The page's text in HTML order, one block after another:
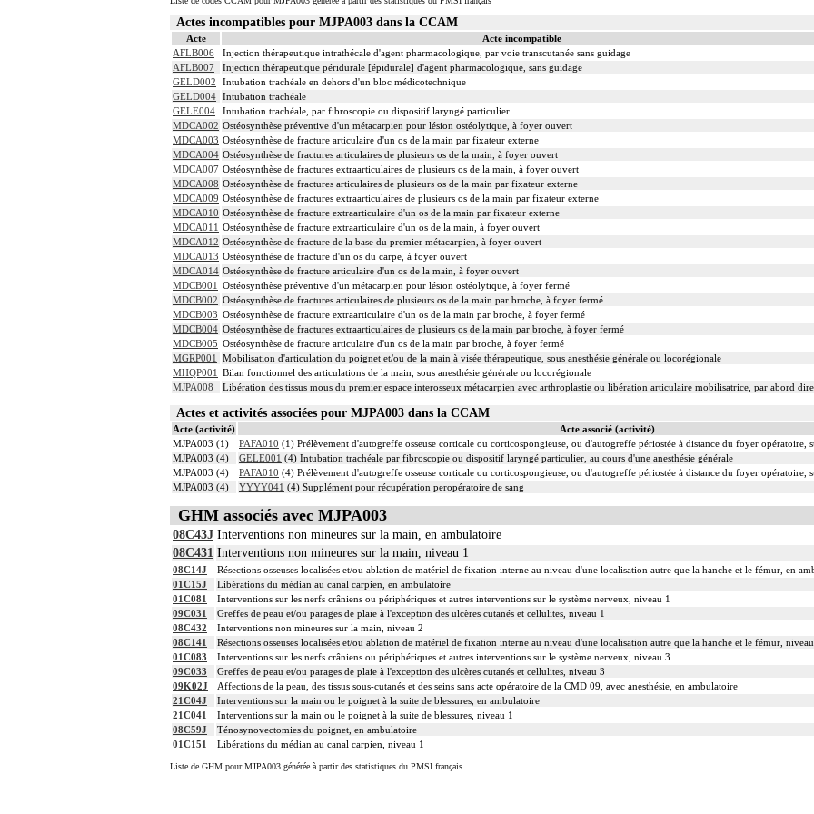
Actes incompatibles pour MJPA003 dans la CCAM
Acte
Acte incompatible
AFLB006
Injection thérapeutique intrathécale d'agent pharmacologique, par voie transcutanée sans guidage
AFLB007
Injection thérapeutique péridurale [épidurale] d'agent pharmacologique, sans guidage
GELD002
Intubation trachéale en dehors d'un bloc médicotechnique
GELD004 Intubation trachéale
GELE004
Intubation trachéale, par fibroscopie ou dispositif laryngé particulier
MDCA002 Ostéosynthèse préventive d'un métacarpien pour lésion ostéolytique, à foyer ouvert
MDCA003 Ostéosynthèse de fracture articulaire d'un os de la main par fixateur externe
MDCA004 Ostéosynthèse de fractures articulaires de plusieurs os de la main, à foyer ouvert
MDCA007 Ostéosynthèse de fractures extraarticulaires de plusieurs os de la main, à foyer ouvert
MDCA008 Ostéosynthèse de fractures articulaires de plusieurs os de la main par fixateur externe
MDCA009 Ostéosynthèse de fractures extraarticulaires de plusieurs os de la main par fixateur externe
MDCA010 Ostéosynthèse de fracture extraarticulaire d'un os de la main par fixateur externe
MDCA011 Ostéosynthèse de fracture extraarticulaire d'un os de la main, à foyer ouvert
MDCA012 Ostéosynthèse de fracture de la base du premier métacarpien, à foyer ouvert
MDCA013 Ostéosynthèse de fracture d'un os du carpe, à foyer ouvert
MDCA014 Ostéosynthèse de fracture articulaire d'un os de la main, à foyer ouvert
MDCB001 Ostéosynthèse préventive d'un métacarpien pour lésion ostéolytique, à foyer fermé
MDCB002 Ostéosynthèse de fractures articulaires de plusieurs os de la main par broche, à foyer fermé
MDCB003 Ostéosynthèse de fracture extraarticulaire d'un os de la main par broche, à foyer fermé
MDCB004 Ostéosynthèse de fractures extraarticulaires de plusieurs os de la main par broche, à foyer fermé
MDCB005 Ostéosynthèse de fracture articulaire d'un os de la main par broche, à foyer fermé
MGRP001 Mobilisation d'articulation du poignet et/ou de la main à visée thérapeutique, sous anesthésie générale ou locorégionale
MHQP001 Bilan fonctionnel des articulations de la main, sous anesthésie générale ou locorégionale
MJPA008
Libération des tissus mous du premier espace interosseux métacarpien avec arthroplastie ou libération articulaire mobilisatrice, par abord
Actes et activités associées pour MJPA003 dans la CCAM
Acte (activité)
Acte associé (activité)
MJPA003 (1)
PAFA010 (1) Prélèvement d'autogreffe osseuse corticale ou corticospongieuse, ou d'autogreffe périostée à distance du foyer opératoire,
MJPA003 (4)
GELE001 (4) Intubation trachéale par fibroscopie ou dispositif laryngé particulier, au cours d'une anesthésie générale
MJPA003 (4)
PAFA010 (4) Prélèvement d'autogreffe osseuse corticale ou corticospongieuse, ou d'autogreffe périostée à distance du foyer opératoire,
MJPA003 (4)
YYYY041 (4) Supplément pour récupération peropératoire de sang
GHM associés avec MJPA003
08C43J Interventions non mineures sur la main, en ambulatoire
08C431 Interventions non mineures sur la main, niveau 1
08C14J
Résections osseuses localisées et/ou ablation de matériel de fixation interne au niveau d'une localisation autre que la hanche et le fémur, en
01C15J
Libérations du médian au canal carpien, en ambulatoire
01C081
Interventions sur les nerfs crâniens ou périphériques et autres interventions sur le système nerveux, niveau 1
09C031
Greffes de peau et/ou parages de plaie à l'exception des ulcères cutanés et cellulites, niveau 1
08C432
Interventions non mineures sur la main, niveau 2
08C141
Résections osseuses localisées et/ou ablation de matériel de fixation interne au niveau d'une localisation autre que la hanche et le fémur,
01C083
Interventions sur les nerfs crâniens ou périphériques et autres interventions sur le système nerveux, niveau 3
09C033
Greffes de peau et/ou parages de plaie à l'exception des ulcères cutanés et cellulites, niveau 3
09K02J
Affections de la peau, des tissus sous-cutanés et des seins sans acte opératoire de la CMD 09, avec anesthésie, en ambulatoire
21C04J
Interventions sur la main ou le poignet à la suite de blessures, en ambulatoire
21C041
Interventions sur la main ou le poignet à la suite de blessures, niveau 1
08C59J
Ténosynovectomies du poignet, en ambulatoire
01C151
Libérations du médian au canal carpien, niveau 1
Liste de GHM pour MJPA003 générée à partir des statistiques du PMSI français